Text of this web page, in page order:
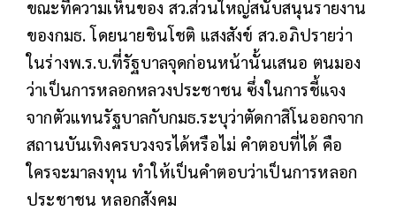
ขณะที่ความเห็นของ สว.ส่วนใหญ่สนับสนุนรายงาน
ของกมธ. โดยนายชินโชติ แสงสังข์ สว.อภิปรายว่า
ในร่างพ.ร.บ.ที่รัฐบาลจุดก่อนหน้านั้นเสนอ ตนมอง
ว่าเป็นการหลอกหลวงประชาชน ซึ่งในการชี้แจง
จากตัวแทนรัฐบาลกับกมธ.ระบุว่าตัดกาสิโนออกจาก
สถานบันเทิงครบวงจรได้หรือไม่ คำตอบที่ได้ คือ
ใครจะมาลงทุน ทำให้เป็นคำตอบว่าเป็นการหลอก
ประชาชน หลอกสังคม